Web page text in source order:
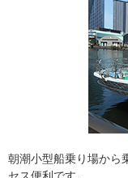
朝潮小型船乗り場から